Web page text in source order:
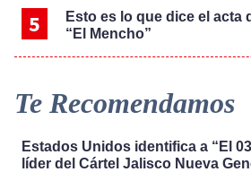
Esto es lo que dice el acta
“El Mencho”
Te Recomendamos
Estados Unidos identifica a “El
líder del Cártel Jalisco Nueva